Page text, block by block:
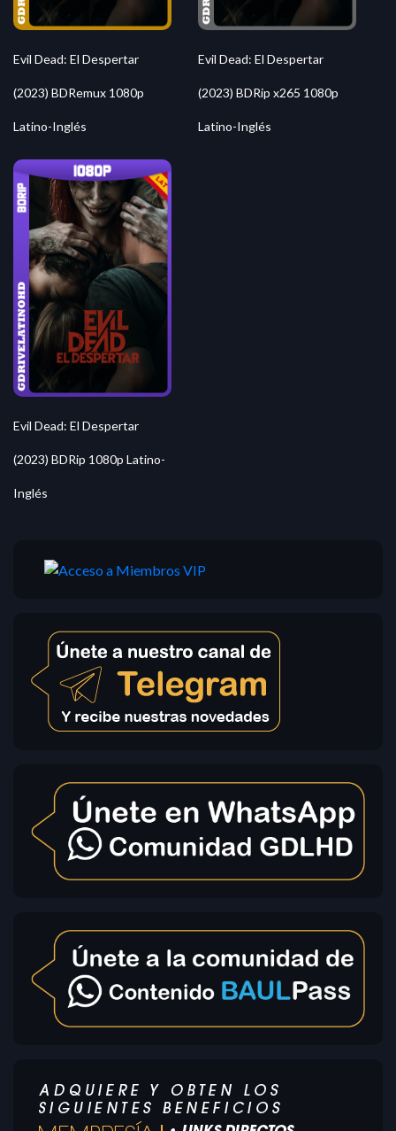
Evil Dead: El Despertar
(2023) BDRemux 1080p
Latino-Inglés
Evil Dead: El Despertar
(2023) BDRip x265 1080p
Latino-Inglés
Evil Dead: El Despertar
(2023) BDRip 1080p Latino-
Inglés